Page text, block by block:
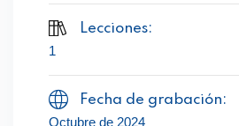
Lecciones:
1
Fecha de grabación:
Octubre de 2024